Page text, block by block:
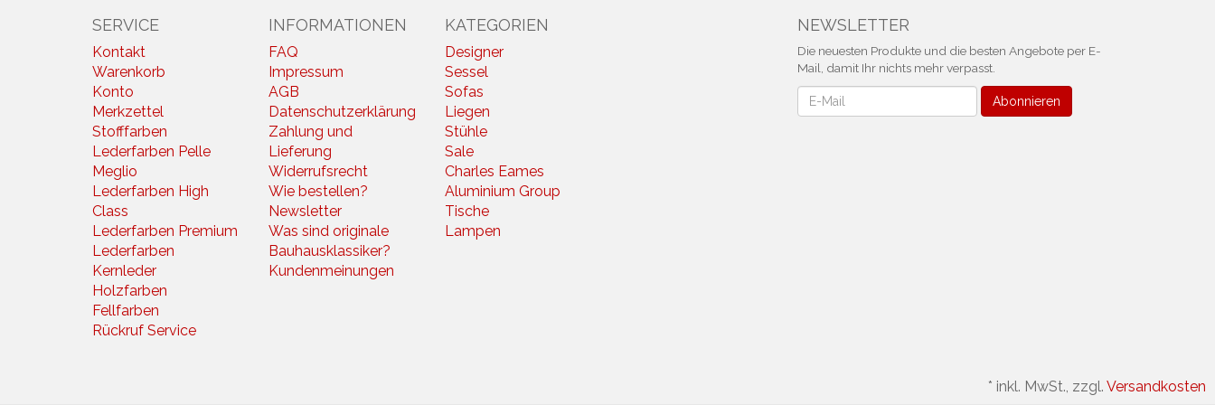
SERVICE
Kontakt
Warenkorb
Konto
Merkzettel
Stofffarben
Lederfarben Pelle
Meglio
Lederfarben High
Class
Lederfarben Premium
Lederfarben
Kernleder
Holzfarben
Fellfarben
Rückruf Service
INFORMATIONEN
FAQ
Impressum
AGB
Datenschutzerklärung
Zahlung und
Lieferung
Widerrufsrecht
Wie bestellen?
Newsletter
Was sind originale
Bauhausklassiker?
Kundenmeinungen
KATEGORIEN
Designer
Sessel
Sofas
Liegen
Stühle
Sale
Charles Eames
Aluminium Group
Tische
Lampen
NEWSLETTER
Die neuesten Produkte und die besten Angebote per E-
Mail, damit Ihr nichts mehr verpasst.
Newsletter Abonnieren
* inkl. MwSt., zzgl. Versandkosten